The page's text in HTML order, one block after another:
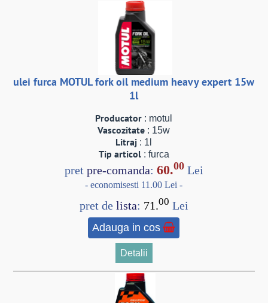
ulei furca MOTUL fork oil medium heavy expert 15w
1l
Producator : motul
Vascozitate : 15w
Litraj : 1l
Tip articol: furca
pret pre-comanda: 60.00Lei
- economisesti 11.00 Lei -
pret de lista: 71. 00 Lei
Adauga in cos
Detalii